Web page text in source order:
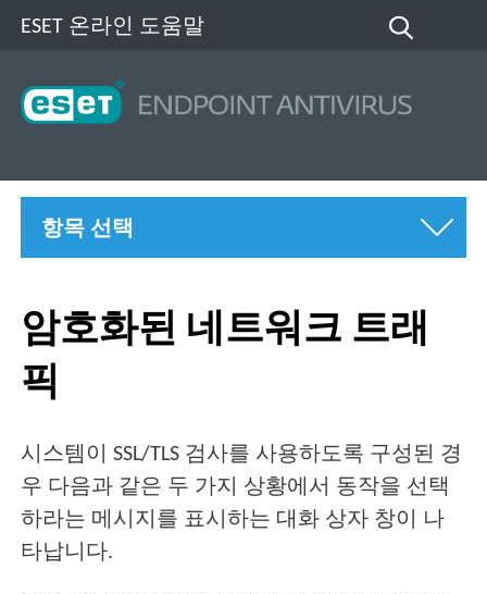
ESET 온라인 도움말
항목 선택
암호화된 네트워크 트래
픽
시스템이 SSL/TLS 검사를 사용하도록 구성된 경
우 다음과 같은 두 가지 상황에서 동작을 선택
하라는 메시지를 표시하는 대화 상자 창이 나
타납니다.